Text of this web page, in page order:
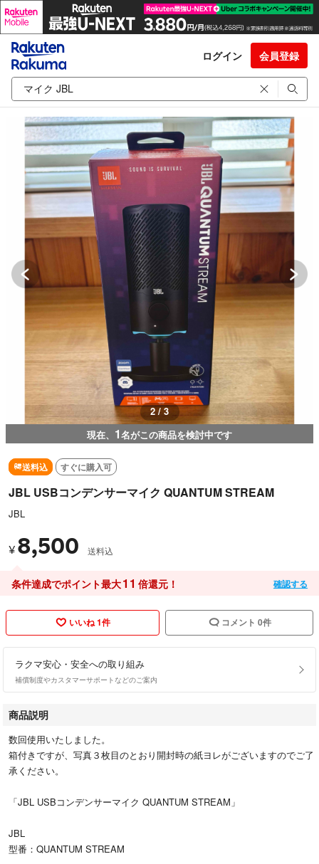
ログイン 会員登録
2 / 3
現在、 1名がこの商品を検討中です
送料込 すぐに購入可
JBL USBコンデンサーマイク QUANTUM STREAM
JBL
¥ 8,500 送料込
条件達成でポイント最大11 倍還元！ 確認する
いいね 1件 コメント 0件
ラクマ安心・安全への取り組み
補償制度やカスタマーサポートなどのご案内
商品説明
数回使用いたしました。
箱付きですが、写真３枚目のとおり開封時の紙ヨレがございますのでご了
承ください。
「JBL USBコンデンサーマイク QUANTUM STREAM」
JBL
型番：QUANTUM STREAM